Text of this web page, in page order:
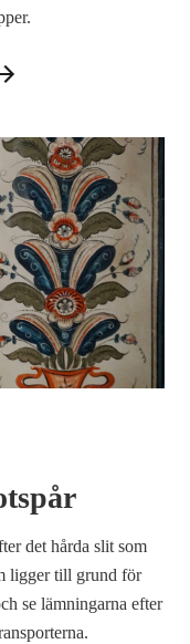
det hårda slit som
ligger till grund för
se lämningarna efter